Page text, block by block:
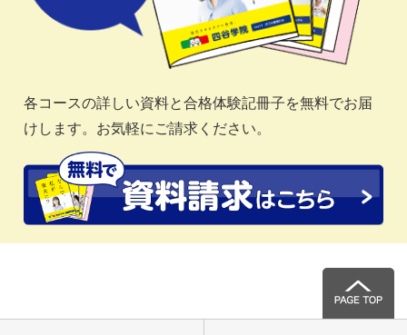
各コースの詳しい資料と合格体験記冊子を無料でお届
けします。お気軽にご請求ください。